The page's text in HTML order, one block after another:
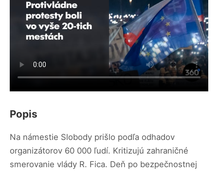
Popis
Na námestie Slobody prišlo podľa odhadov
organizátorov 60 000 ľudí. Kritizujú zahraničné
smerovanie vlády R. Fica. Deň po bezpečnostnej